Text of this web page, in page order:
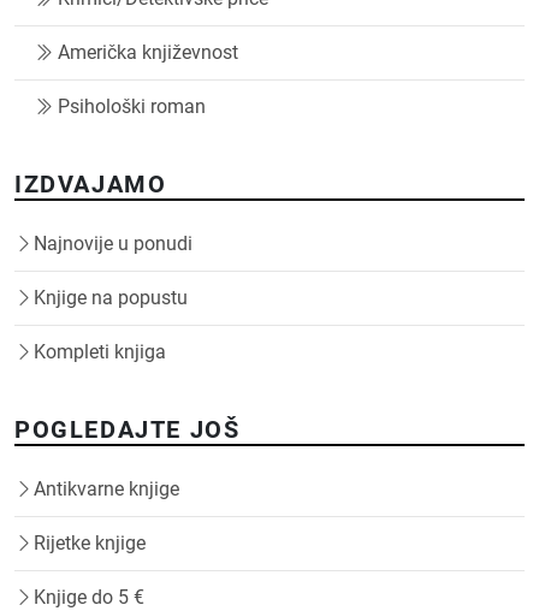
Američka književnost
Psihološki roman
IZDVAJAMO
Najnovije u ponudi
Knjige na popustu
Kompleti knjiga
POGLEDAJTE JOŠ
Antikvarne knjige
Rijetke knjige
Knjige do 5 €